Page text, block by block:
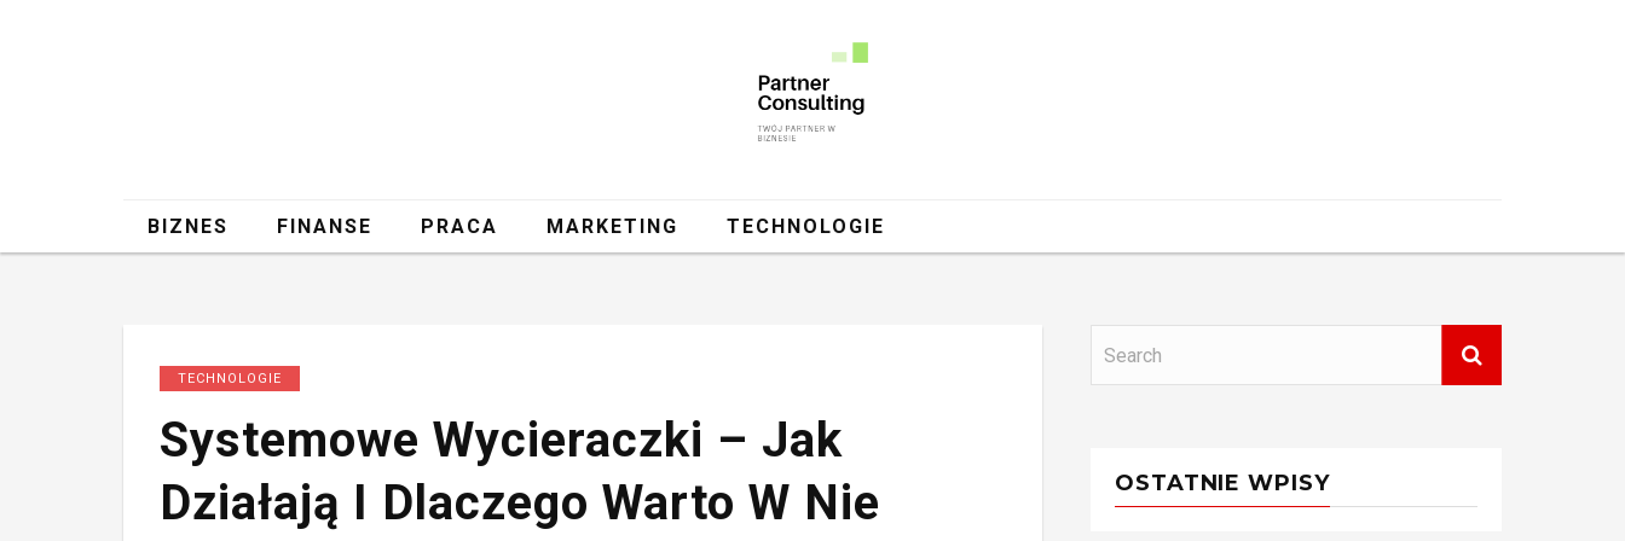
BIZNES FINANSE PRACA MARKETING TECHNOLOGIE
TECHNOLOGIE
Systemowe Wycieraczki – Jak
Działają I Dlaczego Warto W Nie
OSTATNIE WPISY